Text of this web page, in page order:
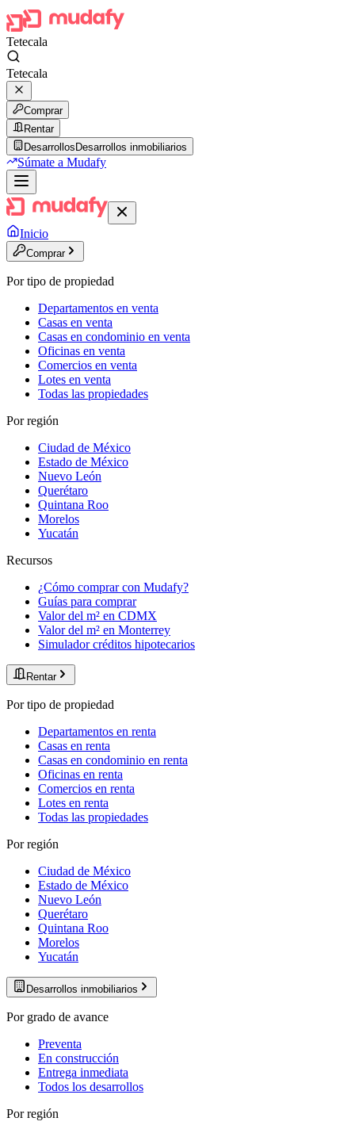
Tetecala
Tetecala
Comprar
Rentar
Desarrollos Desarrollos inmobiliarios
Súmate a Mudafy
Inicio
Comprar
Por tipo de propiedad
Departamentos en venta
Casas en venta
Casas en condominio en venta
Oficinas en venta
Comercios en venta
Lotes en venta
Todas las propiedades
Por región
Ciudad de México
Estado de México
Nuevo León
Querétaro
Quintana Roo
Morelos
Yucatán
Recursos
¿Cómo comprar con Mudafy?
Guías para comprar
Valor del m² en CDMX
Valor del m² en Monterrey
Simulador créditos hipotecarios
Rentar
Por tipo de propiedad
Departamentos en renta
Casas en renta
Casas en condominio en renta
Oficinas en renta
Comercios en renta
Lotes en renta
Todas las propiedades
Por región
Ciudad de México
Estado de México
Nuevo León
Querétaro
Quintana Roo
Morelos
Yucatán
Desarrollos inmobiliarios
Por grado de avance
Preventa
En construcción
Entrega inmediata
Todos los desarrollos
Por región